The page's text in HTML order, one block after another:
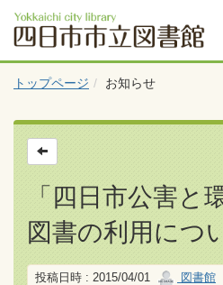
トップページ お知らせ
「四日市公害と
図書の利用につ
投稿日時 : 2015/04/01 図書館